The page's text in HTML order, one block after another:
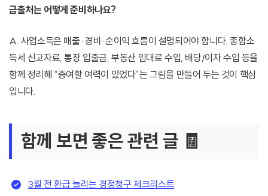
금출처는 어떻게 준비하나요?
A. 사업소득은 매출·경비·순이익 흐름이 설명되어야 합니다. 종합소
득세 신고자료, 통장 입출금, 부동산 임대료 수입, 배당/이자 수입 등을
함께 정리해 “증여할 여력이 있었다”는 그림을 만들어 두는 것이 핵심
입니다.
함께 보면 좋은 관련 글 🧾
3월 전 환급 늘리는 경정청구 체크리스트